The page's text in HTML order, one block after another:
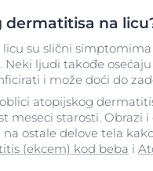
na
su slični
Neki ljudi takođe
i može doći do
atopijskog
meseci starosti. Obrazi
ostale delove tela
(ekcem) kod beba i